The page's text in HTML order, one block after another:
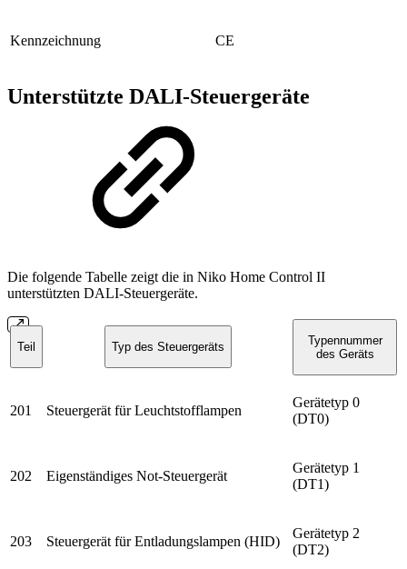
Kennzeichnung CE
Unterstützte DALI-Steuergeräte
Die folgende Tabelle zeigt die in Niko Home Control II
unterstützten DALI-Steuergeräte.
Teil Typ des Steuergeräts
Typennummer
des Geräts
201 Steuergerät für Leuchtstofflampen
Gerätetyp 0
(DT0)
202 Eigenständiges Not-Steuergerät
Gerätetyp 1
(DT1)
203 Steuergerät für Entladungslampen (HID)
Gerätetyp 2
(DT2)